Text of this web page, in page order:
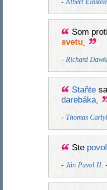
Albert
Som proti
svetu.
- Richard
Staňte
darebáka.
- Thomas
Ste
- Ján Pavol II. -